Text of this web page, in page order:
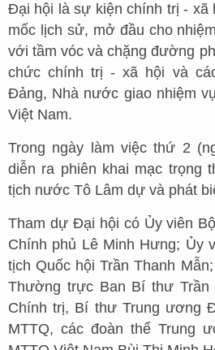
Đại hội là sự kiện chính trị - xã
mốc lịch sử, mở đầu cho
với tầm vóc và chặng đường
chức chính trị - xã hội và
Đảng, Nhà nước giao nhiệm
Việt Nam.
Trong ngày làm việc thứ 2
diễn ra phiên khai mạc trọng
tịch nước Tô Lâm dự và phát
Tham dự Đại hội có Ủy viên
Chính phủ Lê Minh Hưng; Ủy
tịch Quốc hội Trần Thanh
Thường trực Ban Bí thư Trần
Chính trị, Bí thư Trung ương
MTTQ, các đoàn thể Trung